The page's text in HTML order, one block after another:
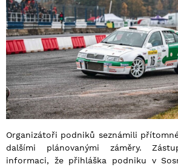
Organizátoři podniků seznámili
dalšími plánovanými záměry.
informaci, že přihláška podniku v